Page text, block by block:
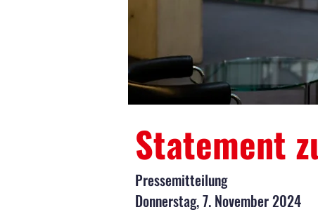
Statement
Pressemitteilung
Donnerstag, 7. November 2024